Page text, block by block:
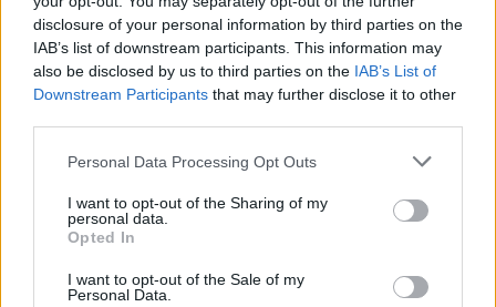
disclosure of your personal information by third parties on the
IAB’s list of downstream participants. This information may
also be disclosed by us to third parties on the IAB’s List of
Downstream Participants that may further disclose it to other
Personal Data Processing Opt Outs
I want to opt-out of the Sharing of my
personal data.
Opted In
I want to opt-out of the Sale of my
Personal Data.
της Ελλάδας…»: Χαμός στα σχόλια με
την ΑΙ φωτό που πόσταρε
MEDIA
Δυο μαύρα πουκάμισα: Κυκλοφόρησε
δραματικής σειράς του MEGA
INSIDE STORIES
ΟΛΕΣ ΟΙ ΕΙΔΗΣΕΙΣ
DPG NETWORK